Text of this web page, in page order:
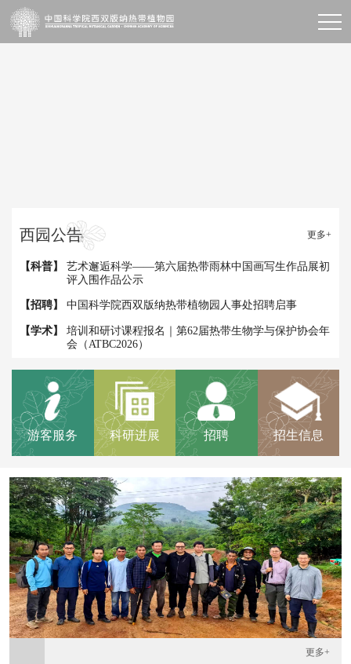
西园公告 更多+
【综合】 中国科学院西双版纳热带植物园植物功能基因发掘及性
状机理解析平台II期（所级中心...
【科普】
艺术邂逅科学——第六届热带雨林中国画写生作品展初
评入围作品公示
【招聘】 中国科学院西双版纳热带植物园人事处招聘启事
【学术】
培训和研讨课程报名｜第62届热带生物学与保护协会年
会（ATBC2026）
状机理解析平台II期（所级中心...
【科普】 艺术邂逅科学——第六届热带雨林中国画写生作品展初
评入围作品公示
【招聘】 中国科学院西双版纳热带植物园人事处招聘启事
游客服务 科研进展 招聘 招生信息
更多+